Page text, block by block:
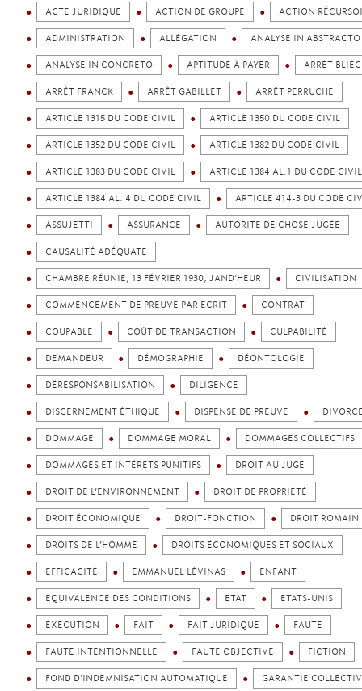
ACTE JURIDIQUE ACTION DE GROUPE ACTION
ADMINISTRATION ALLÉGATION ANALYSE IN ABSTRACTO
ANALYSE IN CONCRETO APTITUDE À PAYER ARRÊT
ARRÊT FRANCK ARRÊT GABILLET ARRÊT PERRUCHE
ARTICLE 1315 DU CODE CIVIL ARTICLE 1350 DU CODE CIVIL
ARTICLE 1352 DU CODE CIVIL ARTICLE 1382 DU CODE CIVIL
ARTICLE 1383 DU CODE CIVIL ARTICLE 1384 AL.1 DU CODE CIVIL
ARTICLE 1384 AL. 4 DU CODE CIVIL ARTICLE 414-3 DU CODE
ASSUJETTI ASSURANCE AUTORITÉ DE CHOSE JUGÉE
CAUSALITÉ ADÉQUATE
CHAMBRE RÉUNIE, 13 FÉVRIER 1930, JAND’HEUR CIVILISATION
COMMENCEMENT DE PREUVE PAR ÉCRIT CONTRAT
COUPABLE COÛT DE TRANSACTION CULPABILITÉ
DEMANDEUR DÉMOGRAPHIE DÉONTOLOGIE
DÉRESPONSABILISATION DILIGENCE
DISCERNEMENT ÉTHIQUE DISPENSE DE PREUVE
DOMMAGE DOMMAGE MORAL DOMMAGES COLLECTIFS
DOMMAGES ET INTÉRÊTS PUNITIFS DROIT AU JUGE
DROIT DE L’ENVIRONNEMENT DROIT DE PROPRIÉTÉ
DROIT ÉCONOMIQUE DROIT-FONCTION DROIT ROMAIN
DROITS DE L’HOMME DROITS ÉCONOMIQUES ET SOCIAUX
EFFICACITÉ EMMANUEL LÉVINAS ENFANT
EQUIVALENCE DES CONDITIONS ETAT ETATS-UNIS
EXÉCUTION FAIT FAIT JURIDIQUE FAUTE
FAUTE INTENTIONNELLE FAUTE OBJECTIVE FICTION
FOND D’INDEMNISATION AUTOMATIQUE GARANTIE